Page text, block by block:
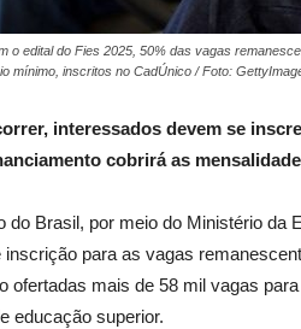
o edital do Fies 2025, 50% das vagas
mínimo, inscritos no CadÚnico / Foto:
interessados devem se
cobrirá as
do Brasil, por meio do Ministério da
inscrição para as vagas
ofertadas mais de 58 mil vagas
educação superior.